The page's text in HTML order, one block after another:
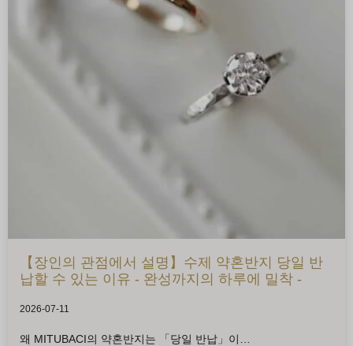
【장인의 관점에서 설명】수제 약혼반지 당일 반
납할 수 있는 이유 - 완성까지의 하루에 밀착 -
2026-07-11
왜 MITUBACI의 약혼반지는 「당일 반납」이